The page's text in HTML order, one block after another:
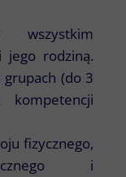
wszystkim
jego rodziną.
grupach (do 3
fizycznego,
i